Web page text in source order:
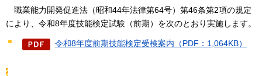
職業能力開発促進法（昭和44年法律第64号）第46条第2項の規定
により、令和8年度技能検定試験（前期）を次のとおり実施します。
令和8年度前期技能検定受検案内（PDF：1,064KB）